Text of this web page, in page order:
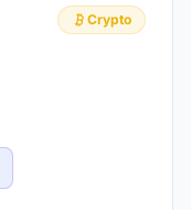
Crypto